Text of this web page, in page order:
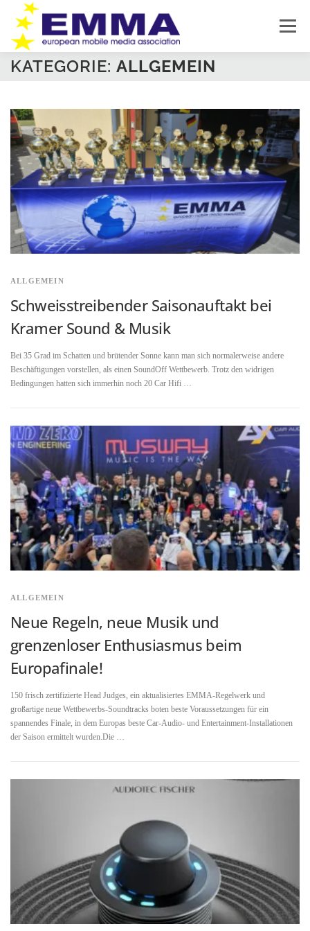
Inhalt
springen
Menü
PRODUKTNEUHEITEN NEWS IMPRESSUM
DATENSCHUTZ
KATEGORIE: ALLGEMEIN
ALLGEMEIN
Schweisstreibender Saisonauftakt bei
Kramer Sound & Musik
Bei 35 Grad im Schatten und brütender Sonne kann man sich normalerweise andere
Beschäftigungen vorstellen, als einen SoundOff Wettbewerb. Trotz den widrigen
Bedingungen hatten sich immerhin noch 20 Car Hifi …
ALLGEMEIN
Neue Regeln, neue Musik und
grenzenloser Enthusiasmus beim
Europafinale!
150 frisch zertifizierte Head Judges, ein aktualisiertes EMMA-Regelwerk und
großartige neue Wettbewerbs-Soundtracks boten beste Voraussetzungen für ein
spannendes Finale, in dem Europas beste Car-Audio- und Entertainment-Installationen
der Saison ermittelt wurden.Die …